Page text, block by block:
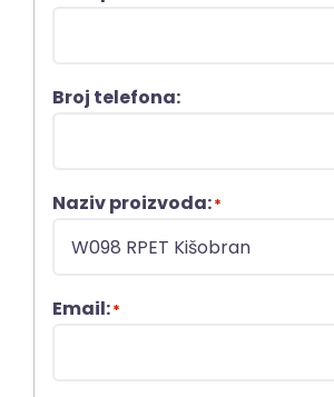
Broj telefona:
Naziv proizvoda:*
Email:*